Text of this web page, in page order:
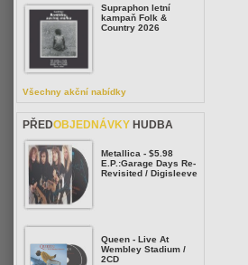
Supraphon letní
kampaň Folk &
Country 2026
Všechny akční nabídky
PŘEDOBJEDNÁVKY HUDBA
Metallica - $5.98
E.P.:Garage Days Re-
Revisited / Digisleeve
Queen - Live At
Wembley Stadium /
2CD